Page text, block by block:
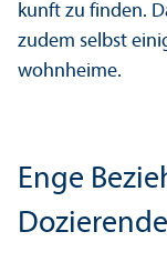
kunft zu finden.
zudem selbst
wohnheime.
Enge